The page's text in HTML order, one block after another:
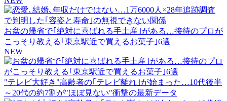
お盆の帰省で｢絶対に喜ばれる手土産｣がある…接待のプロが
こっそり教える｢東京駅近で買えるお菓子｣6選
NEW
"テレビ大好き"高齢者の｢テレビ離れ｣が始まった…10代後半
～20代の約7割が"ほぼ見ない"衝撃の最新データ